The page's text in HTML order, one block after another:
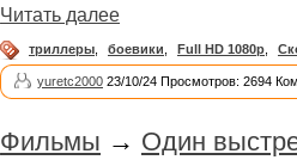
Читать далее
триллеры боевики Full HD 1080p
yuretc2000 23/10/24 Просмотров: 2694
Фильмы → Один